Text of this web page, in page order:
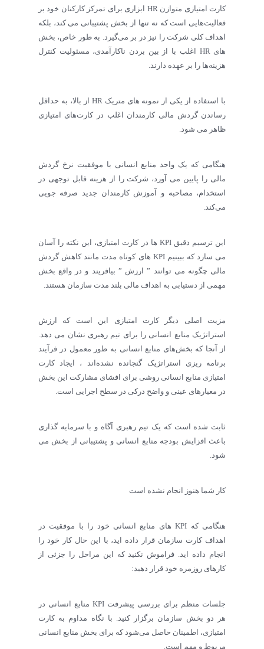
کارت امتیازی متوازن HR ابزاری برای تمرکز کارکنان خود بر
فعالیت‌هایی است که نه تنها از بخش پشتیبانی می کند، بلکه
اهداف کلی شرکت را نیز در بر می‌گیرد. به طور خاص، بخش
های HR اغلب با از بین بردن ناکارآمدی، مسئولیت کنترل
هزینه‌ها را بر عهده دارند.
با استفاده از یکی از نمونه های متریک HR از بالا، به حداقل
رساندن گردش مالی کارمندان اغلب در کارت‌های امتیازی
ظاهر می شود.
هنگامی که یک واحد منابع انسانی با موفقیت نرخ گردش
مالی را پایین می آورد، شرکت را از هزینه قابل توجهی در
استخدام، مصاحبه و آموزش کارمندان جدید صرفه جویی
می‌کند.
این ترسیم دقیق KPI ها در کارت امتیازی، این نکته را آسان
می سازد که ببینیم KPI های کوتاه مدت مانند کاهش گردش
مالی چگونه می توانند ” ارزش ” بیافریند و در واقع بخش
مهمی از دستیابی به اهداف مالی بلند مدت سازمان هستند.
مزیت اصلی دیگر کارت امتیازی این است که ارزش
استراتژیک منابع انسانی را برای تیم رهبری نشان می دهد.
از آنجا که بخش‌های منابع انسانی به طور معمول در فرآیند
برنامه ریزی استراتژیک گنجانده نشده‌اند ، ایجاد کارت
امتیازی منابع انسانی روشی برای افشای مشارکت این بخش
در معیارهای عینی و واضح درکی در سطح اجرایی است.
ثابت شده است که یک تیم رهبری آگاه و با سرمایه گذاری
باعث افزایش بودجه منابع انسانی و پشتیبانی از بخش می
شود.
کار شما هنوز انجام نشده است
هنگامی که KPI های منابع انسانی خود را با موفقیت در
اهداف کارت سازمان قرار داده اید، با این حال کار خود را
انجام داده اید. فراموش نکنید که این مراحل را جزئی از
کارهای روزمره خود قرار دهید:
جلسات منظم برای بررسی پیشرفت KPI منابع انسانی در
هر دو بخش سازمان برگزار کنید. با نگاه مداوم به کارت
امتیازی، اطمینان حاصل می‌شود که برای بخش منابع انسانی
مربوط و مهم است.